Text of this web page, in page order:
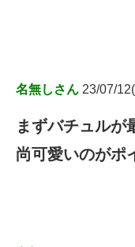
名無しさん 23/07/
まずバチュルが
尚可愛いのがポ